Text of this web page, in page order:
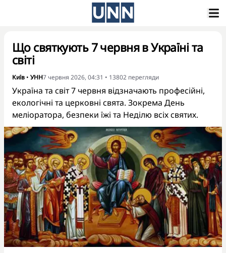
Що святкують 7 червня в Україні та
світі
Київ • УНН7 червня 2026, 04:31 • 13802 перегляди
Україна та світ 7 червня відзначають професійні,
екологічні та церковні свята. Зокрема День
меліоратора, безпеки їжі та Неділю всіх святих.